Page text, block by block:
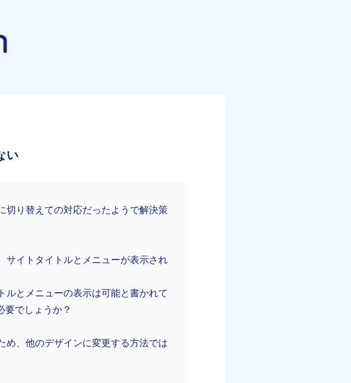
い
切り替えての対応だったようで解決策
サイトタイトルとメニューが表示され
とメニューの表示は可能と書かれて
でしょうか？
め、他のデザインに変更する方法では